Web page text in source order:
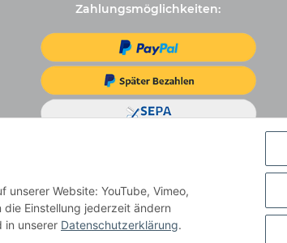
Zahlungsmöglichkeiten:
Website: YouTube, Vimeo,
die Einstellung jederzeit ändern
in unserer Datenschutzerklärung.